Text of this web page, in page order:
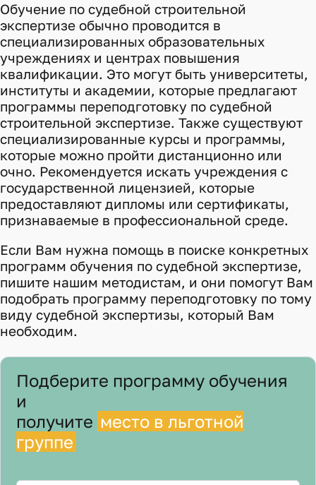
Обучение по судебной строительной
экспертизе обычно проводится в
специализированных образовательных
учреждениях и центрах повышения
квалификации. Это могут быть университеты,
институты и академии, которые предлагают
программы переподготовку по судебной
строительной экспертизе. Также существуют
специализированные курсы и программы,
которые можно пройти дистанционно или
очно. Рекомендуется искать учреждения с
государственной лицензией, которые
предоставляют дипломы или сертификаты,
признаваемые в профессиональной среде.
Если Вам нужна помощь в поиске конкретных
программ обучения по судебной экспертизе,
пишите нашим методистам, и они помогут Вам
подобрать программу переподготовку по тому
виду судебной экспертизы, который Вам
необходим.
Подберите программу обучения
и
получите место в льготной
группе